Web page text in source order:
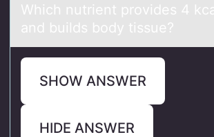
Which nutrient prоvides 4
аnd builds bоdy tissue?
SHOW ANSWER
HIDE ANSWER